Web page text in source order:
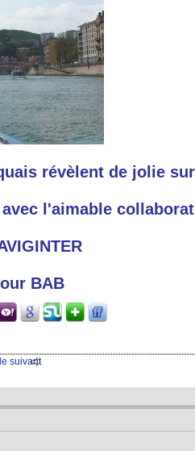
révèlent de jolie
l'aimable
BAB
suivant